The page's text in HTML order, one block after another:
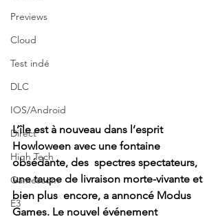
Previews
Cloud
Test indé
DLC
IOS/Android
Direct
High Tech
Gamescom
E3
L’île est à nouveau dans l’esprit
Howloween avec une fontaine
obsédante, des  spectres spectateurs,
une taupe de livraison morte-vivante et
bien plus  encore, a annoncé Modus
Games. Le nouvel événement